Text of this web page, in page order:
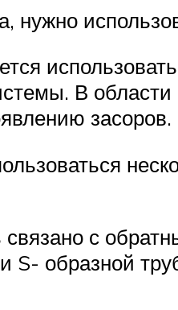
нужно
В
засоров.
с
S- образной